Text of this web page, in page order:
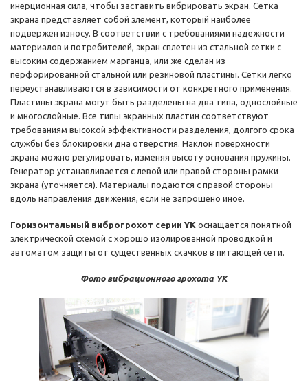
инерционная сила, чтобы заставить вибрировать экран. Сетка
экрана представляет собой элемент, который наиболее
подвержен износу. В соответствии с требованиями надежности
материалов и потребителей, экран сплетен из стальной сетки с
высоким содержанием марганца, или же сделан из
перфорированной стальной или резиновой пластины. Сетки легко
переустанавливаются в зависимости от конкретного применения.
Пластины экрана могут быть разделены на два типа, однослойные
и многослойные. Все типы экранных пластин соответствуют
требованиям высокой эффективности разделения, долгого срока
службы без блокировки дна отверстия. Наклон поверхности
экрана можно регулировать, изменяя высоту основания пружины.
Генератор устанавливается с левой или правой стороны рамки
экрана (уточняется). Материалы подаются с правой стороны
вдоль направления движения, если не запрошено иное.
Горизонтальный виброгрохот серии YK оснащается понятной
электрической схемой с хорошо изолированной проводкой и
автоматом защиты от существенных скачков в питающей сети.
Фото вибрационного грохота YK